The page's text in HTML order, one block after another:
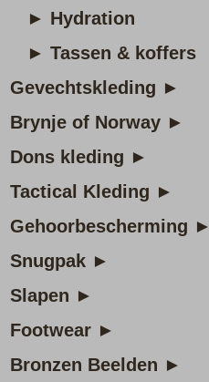
► Hydration
► Tassen & koffers
Gevechtskleding ►
Brynje of Norway ►
Dons kleding ►
Tactical Kleding ►
Gehoorbescherming ►
Snugpak ►
Slapen ►
Footwear ►
Bronzen Beelden ►